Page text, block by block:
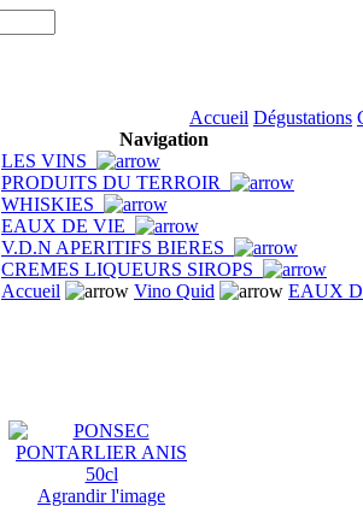
Accueil Dégustations
Navigation
LES VINS
PRODUITS DU TERROIR
WHISKIES
EAUX DE VIE
V.D.N APERITIFS BIERES
CREMES LIQUEURS SIROPS
Accueil
Vino Quid EAUX
Agrandir l'image